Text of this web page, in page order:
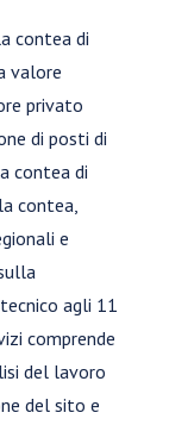
contea di
valore
privato
di posti di
contea di
contea,
e
agli 11
comprende
del lavoro
del sito e